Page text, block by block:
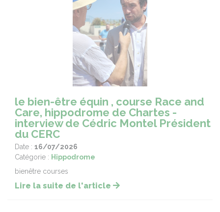
le bien-être équin , course Race and
Care, hippodrome de Chartes -
interview de Cédric Montel Président
du CERC
Date : 16/07/2026
Catégorie : Hippodrome
bienêtre courses
Lire la suite de l'article